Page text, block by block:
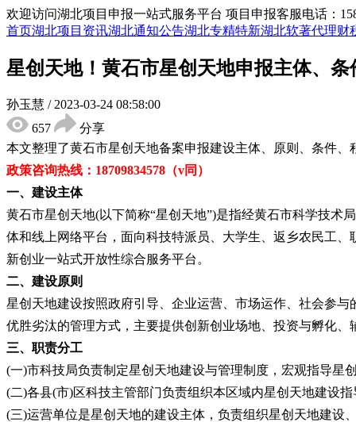
欢迎访问湖北项目申报一站式服务平台 项目申报客服电话：
首页湖北项目资讯湖北通知公告湖北专精特新湖北软著代理财
星创天地！黄石市星创天地申报主体、条
孙玉慧 / 2023-03-24 08:58:00
657
分享
本文整理了黄石市星创天地备案申报建设主体、原则、条件
政策咨询热线： 18709834578（v同 ）
一、建设主体
黄石市星创天地(以下简称“星创天地”)是指经黄石市科学技术
体和线上网络平台，面向科技特派员、大学生、返乡农民工
新创业一站式开放性综合服务平台。
二、建设原则
星创天地建设按照政府引导、企业运营、市场运作、社会参
优胜劣汰的管理方式，主要提供创新创业场地、投资与孵化
三、职责分工
(一)市科技局负责制定星创天地建设与管理制度，宏观指导星
(二)各县(市)区科技主管部门负责组织本区域内星创天地建设
(三)运营单位是星创天地的建设主体，负责组织星创天地建设